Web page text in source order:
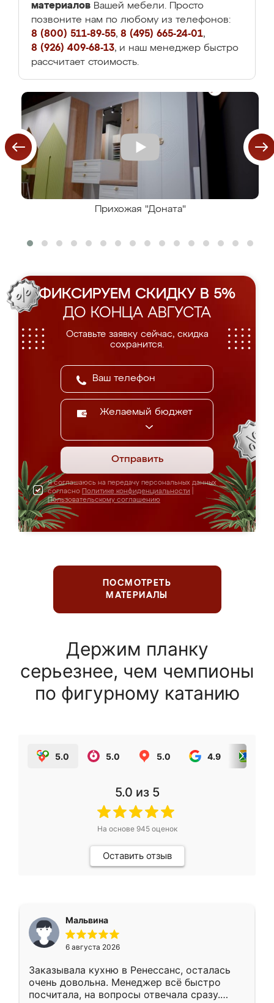
материалов Вашей мебели. Просто
позвоните нам по любому из телефонов:
8 (800) 511-89-55, 8 (495) 665-24-01,
8 (926) 409-68-13, и наш менеджер быстро
рассчитает стоимость.
Прихожая "Доната"
ФИКСИРУЕМ СКИДКУ В 5%
ДО КОНЦА АВГУСТА
Оставьте заявку сейчас, скидка
сохранится.
Желаемый бюджет
Отправить
Я соглашаюсь на передачу персональных данных
согласно Политике конфиденциальности
Пользовательскому соглашению
ПОСМОТРЕТЬ
МАТЕРИАЛЫ
Держим планку
серьезнее, чем чемпионы
по фигурному катанию
5.0 5.0 5.0 4.9
5.0 из 5
На основе 945оценок
Оставить отзыв
Мальвина
6 августа 2026
Заказывала кухню в Ренессанс, осталась
очень довольна. Менеджер всё быстро
посчитала, на вопросы отвечала сразу.